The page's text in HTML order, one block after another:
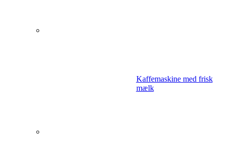
Kaffemaskine med frisk
mælk